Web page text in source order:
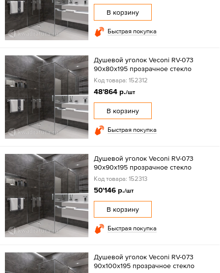
В корзину
Быстрая покупка
Душевой уголок Veconi RV-073
90x80х195 прозрачное стекло
Код товара: 152312
48'864 р./шт
В корзину
Быстрая покупка
Душевой уголок Veconi RV-073
90x90х195 прозрачное стекло
Код товара: 152313
50'146 р./шт
В корзину
Быстрая покупка
Душевой уголок Veconi RV-073
90x100х195 прозрачное стекло